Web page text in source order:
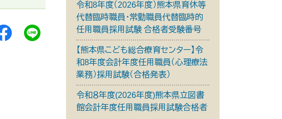
令和8年度（2026年度）熊本県育休等
代替臨時職員・常勤職員代替臨時的
任用職員採用試験 合格者受験番号
【熊本県こども総合療育センター】令
和8年度会計年度任用職員（心理療法
業務）採用試験（合格発表）
令和８年度(2026年度)熊本県立図書
館会計年度任用職員採用試験合格者